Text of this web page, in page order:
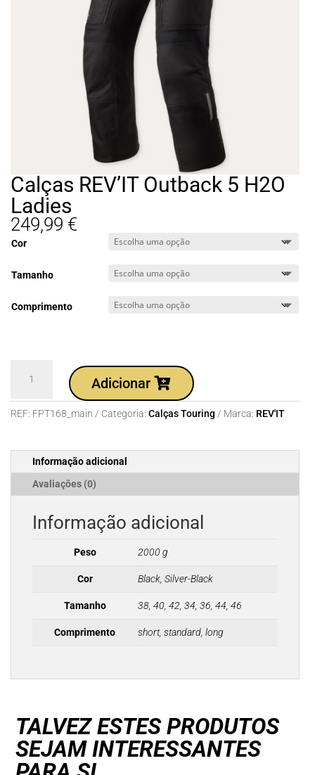
Calças REV’IT Outback 5 H2O
Ladies
249,99 €
Cor
Tamanho
Comprimento
Calças
REV'IT
5
Ladies
Adicionar
REF: FPT168_main Categoria: Calças Touring Marca: REV'IT
Informação adicional
Avaliações (0)
Informação adicional
Peso 2000 g
Cor Black, Silver-Black
Tamanho 38, 40, 42, 34, 36, 44, 46
Comprimento short, standard, long
TALVEZ ESTES PRODUTOS
SEJAM INTERESSANTES